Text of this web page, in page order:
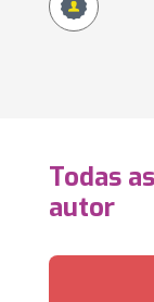
Todas
autor